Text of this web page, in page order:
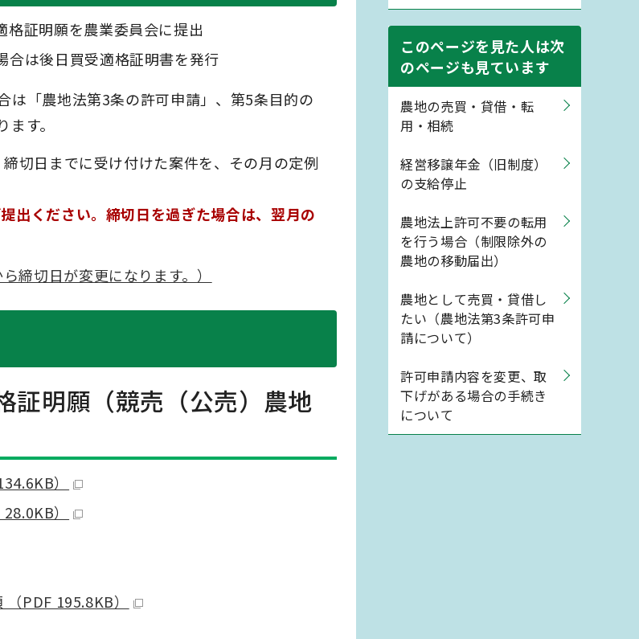
格証明願を農業委員会に提出
合は後日買受適格証明書を発行
は「農地法第3条の許可申請」、第5条目的の
す。
切日までに受け付けた案件を、その月の定例
出ください。締切日を過ぎた場合は、翌月の
締切日が変更になります。）
証明願（競売（公売）農地
）
）
PDF 195.8KB）
このページを見た人は次
のページも見ています
農地の売買・貸借・転
用・相続
経営移譲年金（旧制度）
の支給停止
農地法上許可不要の転用
を行う場合（制限除外の
農地の移動届出）
農地として売買・貸借し
たい（農地法第3条許可申
請について）
許可申請内容を変更、取
下げがある場合の手続き
について